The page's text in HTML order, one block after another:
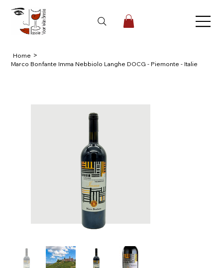
Home >
Marco Bonfante Imma Nebbiolo Langhe DOCG - Piemonte - Italie